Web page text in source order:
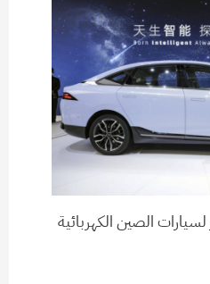
لسيارات الصين الكهربائية